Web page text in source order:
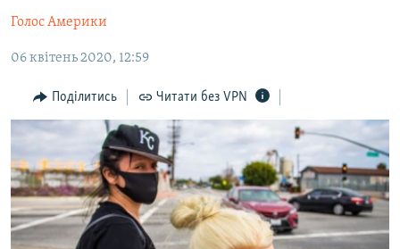
основної
Перейти
пошуку
БЛОГИ
ПОГЛЯД
ІНТЕРВ'Ю
ВСЕ ЗА ДЕНЬ
СПЕЦПРОЕКТИ
ДЕПОРТАЦІЯ
ВІДЕОУРОКИ «ELIFBE»
ЯК ОБІЙТИ БЛОКУВАННЯ
Русский
Голос Америки
06 квітень 2020, 12:59
Поділитись Читати без VPN